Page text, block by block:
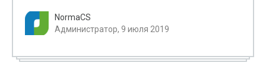
NormaCS
Администратор, 9 июля 2019